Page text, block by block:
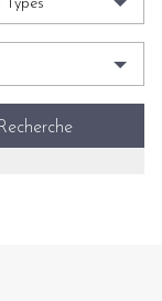
Types
Recherche